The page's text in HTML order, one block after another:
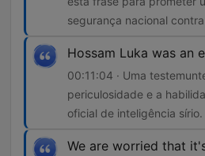
segurança nacional
Hossam Luka was an
00:11:04 · Uma
periculosidade e a
oficial de inteligência sírio.
We are worried that